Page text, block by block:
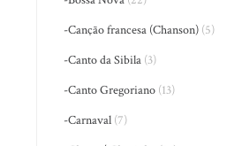
-Canção francesa (Chanson) (5)
-Canto da Sibila (3)
-Canto Gregoriano (13)
-Carnaval (7)